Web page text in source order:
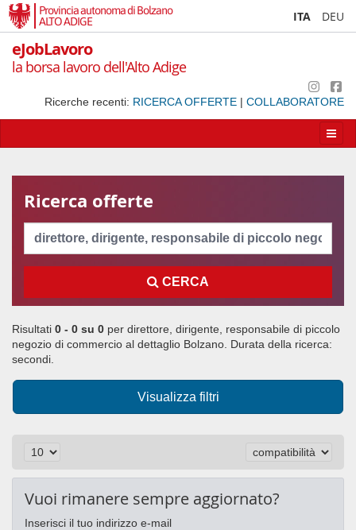
Provincia autonoma di Bolzano
ALTO ADIGE
ITA DEU
eJobLavoro
la borsa lavoro dell'Alto Adige
Ricerche recenti: RICERCA OFFERTE | COLLABORATORE
Apri/
la
Ricerca offerte
CERCA
Risultati 0 - 0 su 0 per direttore, dirigente, responsabile di piccolo
negozio di commercio al dettaglio Bolzano. Durata della ricerca:
secondi.
Visualizza filtri
Vuoi rimanere sempre aggiornato?
Inserisci il tuo indirizzo e-mail